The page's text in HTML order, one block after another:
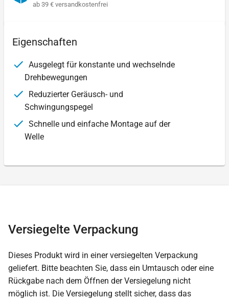
ab 39 € versandkostenfrei
Eigenschaften
Ausgelegt für konstante und wechselnde
Drehbewegungen
Reduzierter Geräusch- und
Schwingungspegel
Schnelle und einfache Montage auf der
Welle
Versiegelte Verpackung
Dieses Produkt wird in einer versiegelten Verpackung
geliefert. Bitte beachten Sie, dass ein Umtausch oder eine
Rückgabe nach dem Öffnen der Versiegelung nicht
möglich ist. Die Versiegelung stellt sicher, dass das